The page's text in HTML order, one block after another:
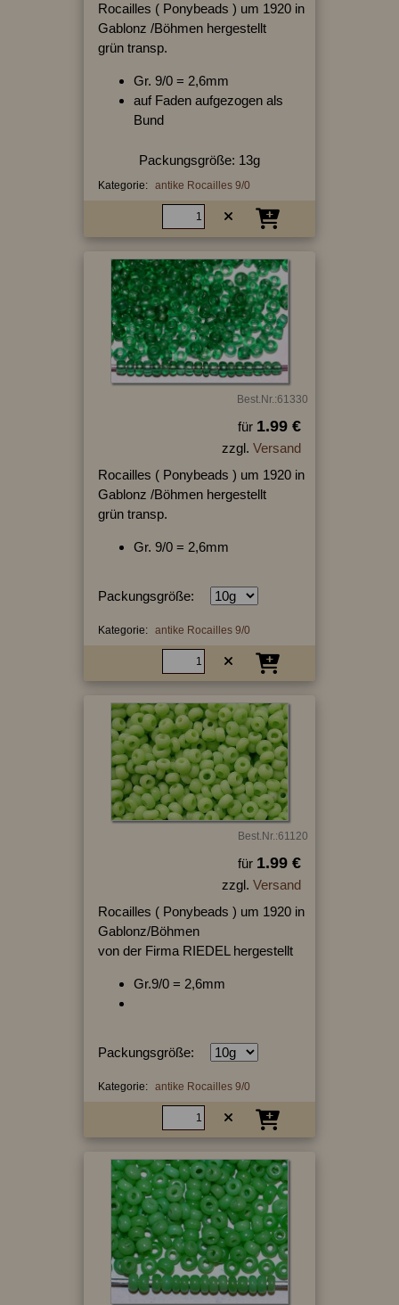
Rocailles ( Ponybeads ) um 1920 in
Gablonz /Böhmen hergestellt
grün transp.
Gr. 9/0 = 2,6mm
auf Faden aufgezogen als
Bund
Packungsgröße: 13g
Kategorie: antike Rocailles 9/0
Best.Nr.:61330
für 1.99 €
zzgl. Versand
Rocailles ( Ponybeads ) um 1920 in
Gablonz /Böhmen hergestellt
grün transp.
Gr. 9/0 = 2,6mm
Packungsgröße:
Kategorie: antike Rocailles 9/0
Best.Nr.:61120
für 1.99 €
zzgl. Versand
Rocailles ( Ponybeads ) um 1920 in
Gablonz/Böhmen
von der Firma RIEDEL hergestellt
Gr.9/0 = 2,6mm
Packungsgröße:
Kategorie: antike Rocailles 9/0